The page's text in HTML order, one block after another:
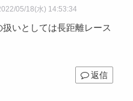
05/18(水) 14:53:34
いとしては長距離レース
返信